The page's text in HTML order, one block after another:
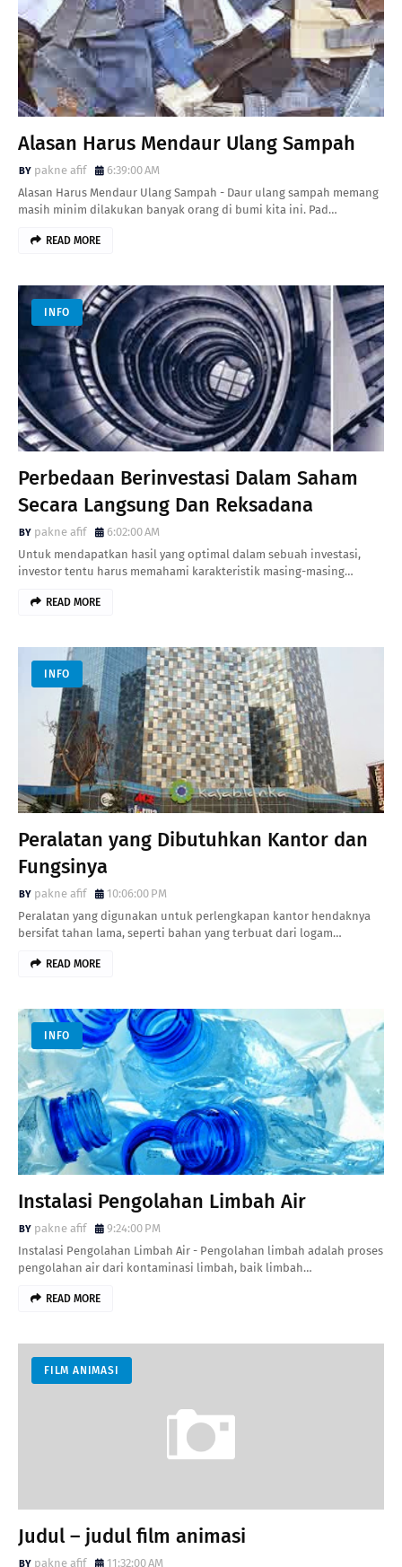
Alasan Harus Mendaur Ulang Sampah
pakne afif
6:39:00 AM
Alasan Harus Mendaur Ulang Sampah - Daur ulang sampah memang
masih minim dilakukan banyak orang di bumi kita ini. Pad…
READ MORE
INFO
Perbedaan Berinvestasi Dalam Saham
Secara Langsung Dan Reksadana
pakne afif
6:02:00 AM
Untuk mendapatkan hasil yang optimal dalam sebuah investasi,
investor tentu harus memahami karakteristik masing-masing…
READ MORE
INFO
Peralatan yang Dibutuhkan Kantor dan
Fungsinya
pakne afif
10:06:00 PM
Peralatan yang digunakan untuk perlengkapan kantor hendaknya
bersifat tahan lama, seperti bahan yang terbuat dari logam…
READ MORE
INFO
Instalasi Pengolahan Limbah Air
pakne afif
9:24:00 PM
Instalasi Pengolahan Limbah Air - Pengolahan limbah adalah proses
pengolahan air dari kontaminasi limbah, baik limbah…
READ MORE
FILM ANIMASI
Judul – judul film animasi
pakne afif 11:32:00 AM